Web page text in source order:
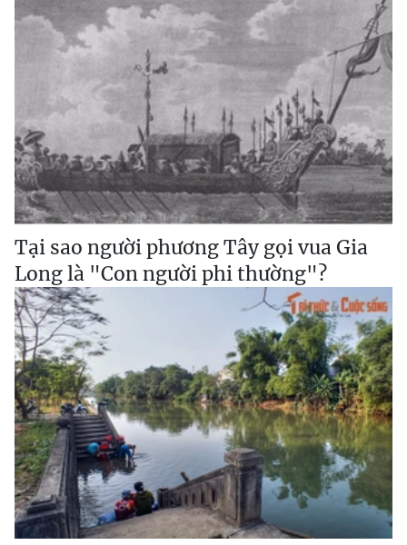
Tại sao người phương Tây gọi vua Gia
Long là "Con người phi thường"?